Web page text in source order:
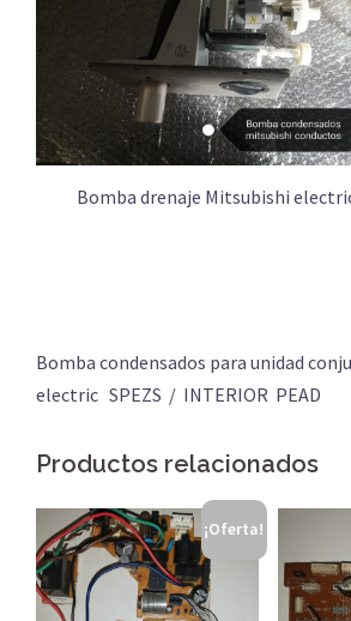
Bomba drenaje Mitsubishi
Bomba condensados para unidad
electric SPEZS / INTERIOR PEAD
Productos relacionados
¡Oferta!